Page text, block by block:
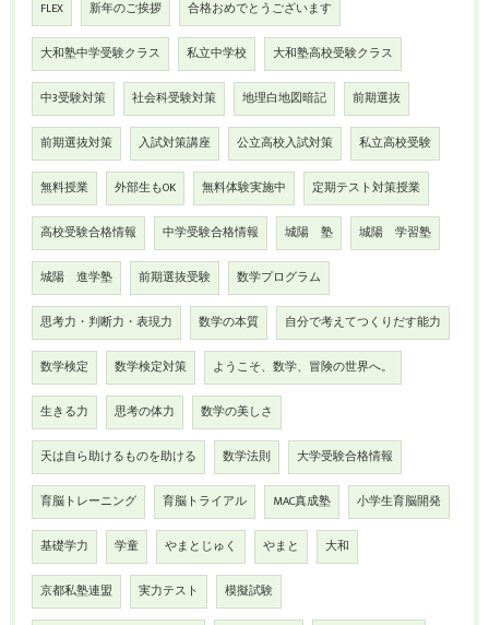
FLEX 新年のご挨拶 合格おめでとうございます
大和塾中学受験クラス 私立中学校 大和塾高校受験クラス
中3受験対策 社会科受験対策 地理白地図暗記 前期選抜
前期選抜対策 入試対策講座 公立高校入試対策 私立高校受験
無料授業 外部生もOK 無料体験実施中 定期テスト対策授業
高校受験合格情報 中学受験合格情報 城陽 塾 城陽 学習塾
城陽 進学塾 前期選抜受験 数学プログラム
思考力・判断力・表現力 数学の本質 自分で考えてつくりだす能力
数学検定 数学検定対策 ようこそ、数学、冒険の世界へ。
生きる力 思考の体力 数学の美しさ
天は自ら助けるものを助ける 数学法則 大学受験合格情報
育脳トレーニング 育脳トライアル MAC真成塾 小学生育脳開発
基礎学力 学童 やまとじゅく やまと 大和
京都私塾連盟 実力テスト 模擬試験